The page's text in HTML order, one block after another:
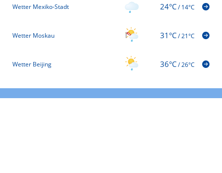
Wetter Mexiko-Stadt 24°C/14°C
Wetter Moskau 31°C/21°C
Wetter Beijing 36°C/26°C